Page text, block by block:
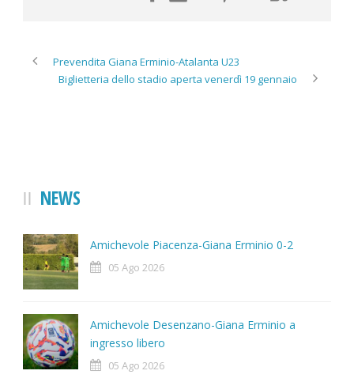
Prevendita Giana Erminio-Atalanta U23
Biglietteria dello stadio aperta venerdì 19 gennaio
NEWS
Amichevole Piacenza-Giana Erminio 0-2
05 Ago 2026
Amichevole Desenzano-Giana Erminio a
ingresso libero
05 Ago 2026